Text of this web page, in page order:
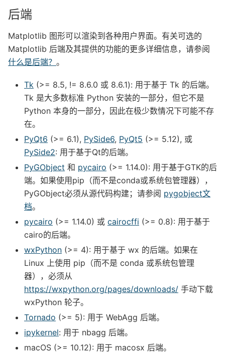
后端
Matplotlib 图形可以渲染到各种用户界面。有关可选的
Matplotlib 后端及其提供的功能的更多详细信息，请参阅
什么是后端？ 。
Tk (>= 8.5, != 8.6.0 或 8.6.1): 用于基于 Tk 的后端。
Tk 是大多数标准 Python 安装的一部分，但它不是
Python 本身的一部分，因此在极少数情况下可能不存
在。
PyQt6 (>= 6.1), PySide6, PyQt5 (>= 5.12), 或
PySide2: 用于基于Qt的后端。
PyGObject 和 pycairo (>= 1.14.0): 用于基于GTK的后
端。如果使用pip（而不是conda或系统包管理器），
PyGObject必须从源代码构建；请参阅 pygobject文
档。
pycairo (>= 1.14.0) 或 cairocffi (>= 0.8): 用于基于
cairo的后端。
wxPython (>= 4): 用于基于 wx 的后端。如果在
Linux 上使用 pip（而不是 conda 或系统包管理
器），必须从
https://wxpython.org/pages/downloads/ 手动下载
wxPython 轮子。
Tornado (>= 5): 用于 WebAgg 后端。
ipykernel: 用于 nbagg 后端。
macOS (>= 10.12): 用于 macosx 后端。